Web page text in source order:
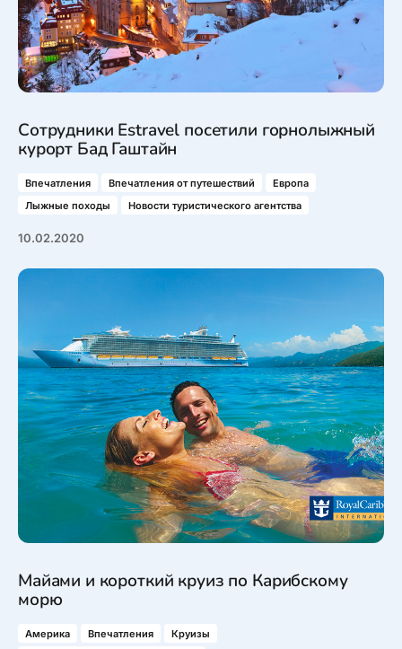
Сотрудники Estravel посетили горнолыжный
курорт Бад Гаштайн
Впечатления Впечатления от путешествий
Европа
Лыжные походы
Новости туристического агентства
10.02.2020
Майами и короткий круиз по Карибскому
морю
Америка Впечатления
Круизы